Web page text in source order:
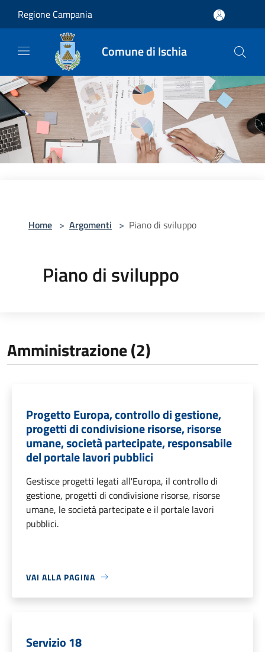
Regione Campania
Comune di Ischia
Home > Argomenti > Piano di sviluppo
Piano di sviluppo
Amministrazione (2)
Progetto Europa, controllo di gestione,
progetti di condivisione risorse, risorse
umane, società partecipate, responsabile
del portale lavori pubblici
Gestisce progetti legati all'Europa, il controllo di
gestione, progetti di condivisione risorse, risorse
umane, le società partecipate e il portale lavori
pubblici.
VAI ALLA PAGINA
Servizio 18